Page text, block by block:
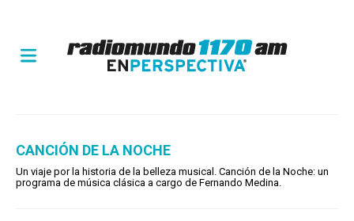
CANCIÓN DE LA NOCHE
Un viaje por la historia de la belleza musical. Canción de la Noche: un
programa de música clásica a cargo de Fernando Medina.